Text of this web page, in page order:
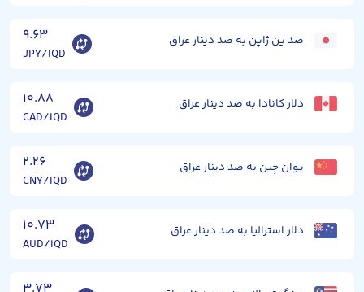
صد ین ژاپن به صد دینار عراق ۹.۶۳
JPY/IQD
دلار کانادا به صد دینار عراق ۱۰.۸۸
CAD/IQD
یوان چین به صد دینار عراق ۲.۲۶
CNY/IQD
دلار استرالیا به صد دینار عراق ۱۰.۷۳
AUD/IQD